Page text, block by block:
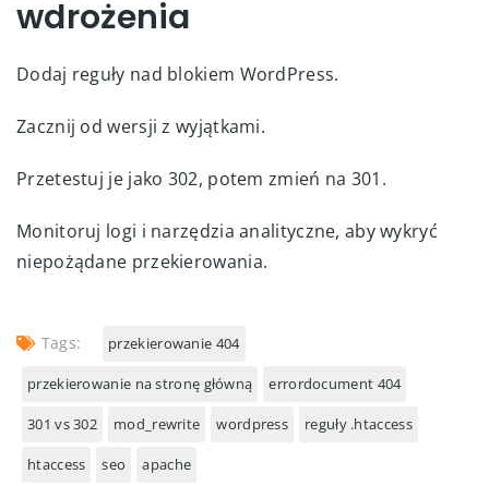
wdrożenia
Dodaj reguły nad blokiem WordPress.
Zacznij od wersji z wyjątkami.
Przetestuj je jako 302, potem zmień na 301.
Monitoruj logi i narzędzia analityczne, aby wykryć
niepożądane przekierowania.
Tags: przekierowanie 404
przekierowanie na stronę główną errordocument 404
301 vs 302 mod_rewrite wordpress reguły .htaccess
htaccess seo apache